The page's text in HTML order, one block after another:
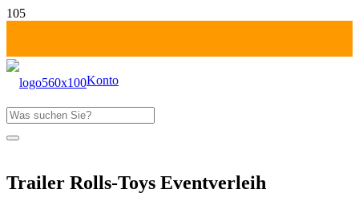
Konto
Trailer Rolls-Toys Eventverleih